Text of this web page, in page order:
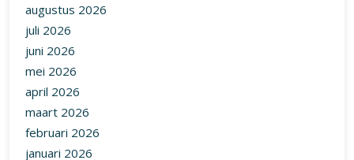
augustus 2026
juli 2026
juni 2026
mei 2026
april 2026
maart 2026
februari 2026
januari 2026